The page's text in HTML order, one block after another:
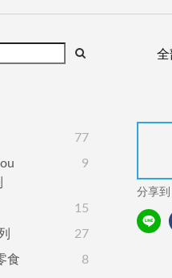
77
9
15
27
食
8
全
分享到